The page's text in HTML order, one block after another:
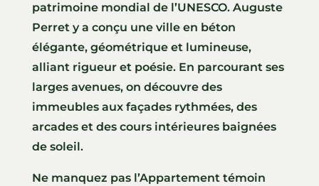
patrimoine mondial de l’UNESCO. Auguste
Perret y a conçu une ville en béton
élégante, géométrique et lumineuse,
alliant rigueur et poésie. En parcourant ses
larges avenues, on découvre des
immeubles aux façades rythmées, des
arcades et des cours intérieures baignées
de soleil.
Ne manquez pas l’Appartement témoin